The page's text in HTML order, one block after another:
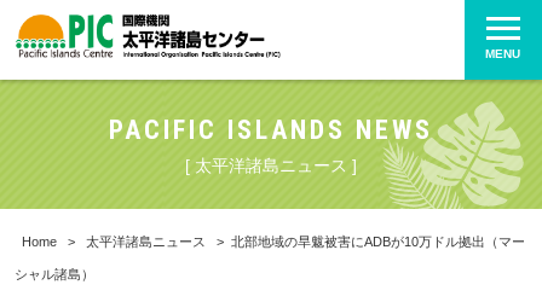
MENU
PACIFIC ISLANDS NEWS
[ 太平洋諸島ニュース ]
Home > 太平洋諸島ニュース > 北部地域の旱魃被害にADBが10万ドル拠出（マー
シャル諸島）